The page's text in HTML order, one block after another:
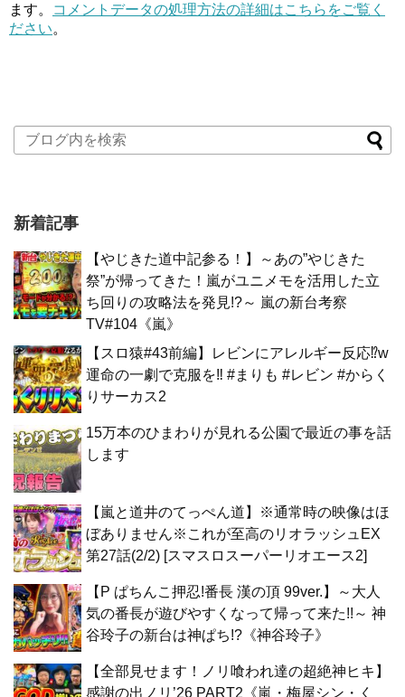
ます。
コメントデータの処理方法の詳細はこちらをご覧く
ださい。
新着記事
【やじきた道中記参る！】～あの”やじきた
祭”が帰ってきた！嵐がユニメモを活用した立
ち回りの攻略法を発見!?～ 嵐の新台考察
TV#104《嵐》
【スロ猿#43前編】レビンにアレルギー反応⁉w
運命の一劇で克服を‼ #まりも #レビン #からく
りサーカス2
15万本のひまわりが見れる公園で最近の事を話
します
【嵐と道井のてっぺん道】※通常時の映像はほ
ぼありません※これが至高のリオラッシュEX
第27話(2/2) [スマスロスーパーリオエース2]
【P ぱちんこ押忍!番長 漢の頂 99ver.】～大人
気の番長が遊びやすくなって帰って来た!!～ 神
谷玲子の新台は神ぱち!?《神谷玲子》
【全部見せます！ノリ喰われ達の超絶神ヒキ】
感謝の出ノリ’26 PART2《嵐・梅屋シン・く